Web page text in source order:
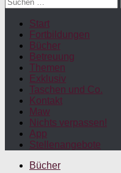
nach:
Start
Fortbildungen
Bücher
Betreuung
Themen
Exklusiv
Taschen und Co.
Kontakt
Maw
Nichts verpassen!
App
Stellenangebote
Bücher